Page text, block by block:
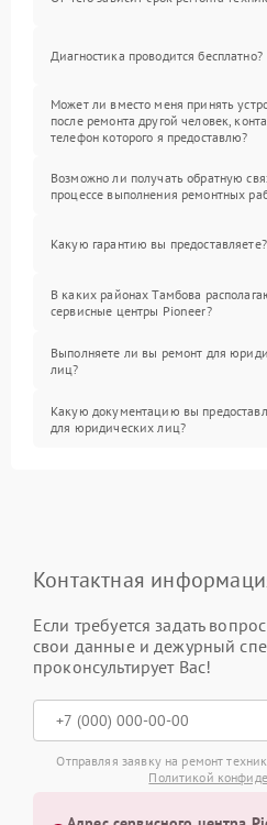
Диагностика проводится бесплатно?
Может ли вместо меня принять
после ремонта другой человек,
телефон которого я предоставлю?
Возможно ли получать обратную
процессе выполнения ремонтных
Какую гарантию вы предоставляете?
В каких районах Тамбова
сервисные центры Pioneer?
Выполняете ли вы ремонт для
лиц?
Какую документацию вы
для юридических лиц?
Контактная
Если требуется задать
свои данные и дежурный
проконсультирует Вас!
Отправляя заявку на ремонт
Политикой